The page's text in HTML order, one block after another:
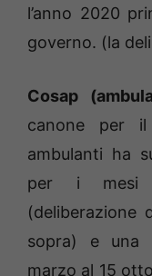
l’anno 2020
governo. (la
Cosap
canone per
ambulanti ha
per i mesi
(deliberazione
sopra) e una
marzo al 15